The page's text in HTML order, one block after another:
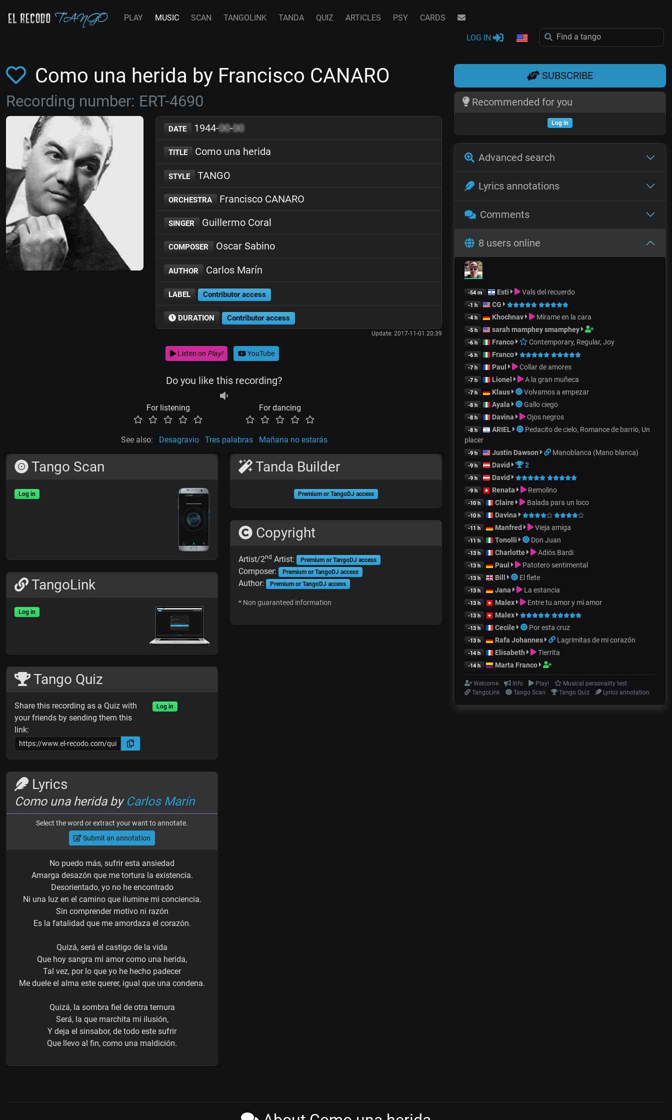
PLAY MUSIC SCAN TANGOLINK TANDA QUIZ ARTICLES PSY CARDS
LOG IN
Como una herida by Francisco CANARO
Recording number: ERT-4690
DATE 1944-00-00
TITLE Como una herida
STYLE TANGO
ORCHESTRA Francisco CANARO
SINGER Guillermo Coral
COMPOSER Oscar Sabino
AUTHOR Carlos Marín
LABEL Contributor access
DURATION Contributor access
Update: 2017-11-01 20:39
Listen on Play! YouTube
Do you like this recording?
For listening For dancing
See also: Desagravio Tres palabras Mañana no estarás
Tango Scan
Log in
TangoLink
Log in
Tango Quiz
Share this recording as a Quiz with
your friends by sending them this
link:
Log in
Lyrics
Como una herida by Carlos Marín
Select the word or extract your want to annotate.
Submit an annotation
No puedo más, sufrir esta ansiedad
Amarga desazón que me tortura la existencia.
Desorientado, yo no he encontrado
Ni una luz en el camino que ilumine mi conciencia.
Sin comprender motivo ni razón
Es la fatalidad que me amordaza el corazón.
Quizá, será el castigo de la vida
Que hoy sangra mi amor como una herida,
Tal vez, por lo que yo he hecho padecer
Me duele el alma este querer, igual que una condena.
Quizá, la sombra fiel de otra ternura
Será, la que marchita mi ilusión,
Y deja el sinsabor, de todo este sufrir
Que llevo al fin, como una maldición.
Tanda Builder
Premium or TangoDJ access
Copyright
Artist/2nd Artist: Premium or TangoDJ access
Composer: Premium or TangoDJ access
Author: Premium or TangoDJ access
* Non guaranteed information
SUBSCRIBE
Recommended for you
Log in
Advanced search
Lyrics annotations
Comments
8 users online
-54 m Esti Vals del recuerdo
-1 h CG
-4 h Khochnav Mírame en la cara
-5 h sarah mamphey smamphey
-6 h Franco Contemporary, Regular, Joy
-6 h Franco
-7 h Paul Collar de amores
-7 h Lionel A la gran muñeca
-7 h Klaus Volvamos a empezar
-8 h Ayala Gallo ciego
-8 h Davina Ojos negros
-8 h ARIEL
Pedacito de cielo, Romance de barrio, Un
placer
-9 h Justin Dawson Manoblanca (Mano blanca)
-9 h David 2
-9 h David
-9 h Renata Remolino
-10 h Claire Balada para un loco
-10 h Davina
-11 h Manfred Vieja amiga
-11 h Tonolli Don Juan
-13 h Charlotte Adiós Bardi
-13 h Paul Patotero sentimental
-13 h Bill El flete
-13 h Jana La estancia
-13 h Malex Entre tu amor y mi amor
-13 h Malex
-13 h Cecile Por esta cruz
-13 h Rafa Johannes Lagrimitas de mi corazón
-14 h Elisabeth Tierrita
-14 h Marta Franco
Welcome Info Play!
Musical personality test
TangoLink
Tango Scan Tango Quiz Lyrics annotation